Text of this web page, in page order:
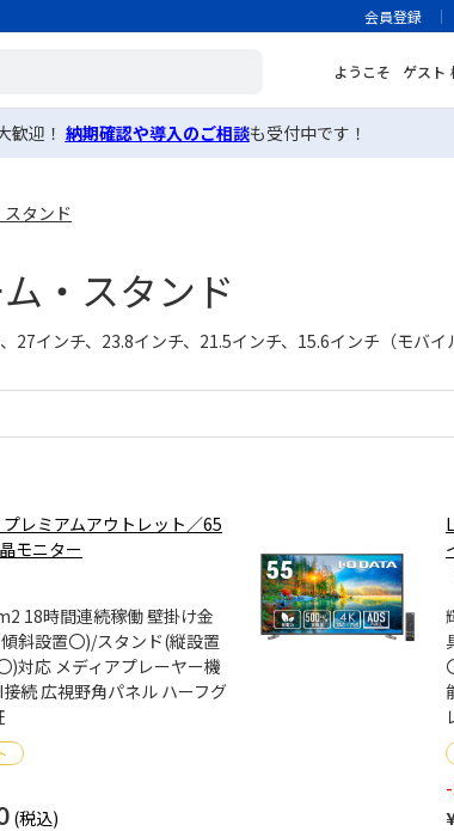
会員登録
ようこそ ゲスト
歓迎！ 納期確認や導入のご相談も受付中です！
タンド
・スタンド
27インチ、23.8インチ、21.5インチ、15.6インチ（モバイ
レミアムアウトレット／65
モニター
18時間連続稼働 壁掛け金
斜設置〇)/スタンド(縦設置
)対応 メディアプレーヤー機
続 広視野角パネル ハーフグ